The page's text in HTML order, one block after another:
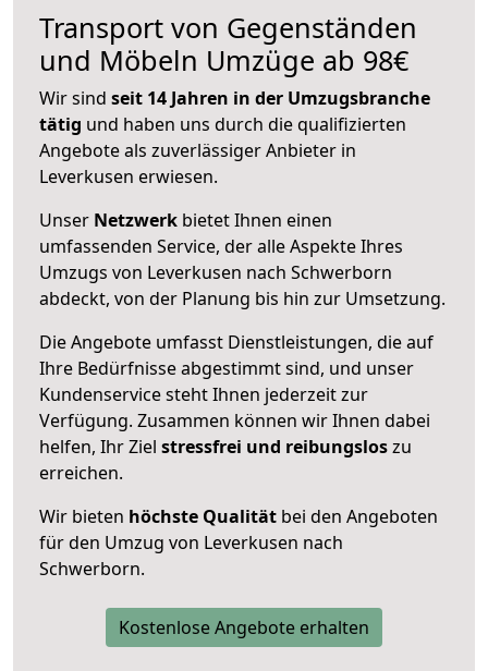
Transport von Gegenständen
und Möbeln Umzüge ab 98€
Wir sind seit 14 Jahren in der Umzugsbranche
tätig und haben uns durch die qualifizierten
Angebote als zuverlässiger Anbieter in
Leverkusen erwiesen.
Unser Netzwerk bietet Ihnen einen
umfassenden Service, der alle Aspekte Ihres
Umzugs von Leverkusen nach Schwerborn
abdeckt, von der Planung bis hin zur Umsetzung.
Die Angebote umfasst Dienstleistungen, die auf
Ihre Bedürfnisse abgestimmt sind, und unser
Kundenservice steht Ihnen jederzeit zur
Verfügung. Zusammen können wir Ihnen dabei
helfen, Ihr Ziel stressfrei und reibungsloszu
erreichen.
Wir bieten höchste Qualität bei den Angeboten
für den Umzug von Leverkusen nach
Schwerborn.
Kostenlose Angebote erhalten